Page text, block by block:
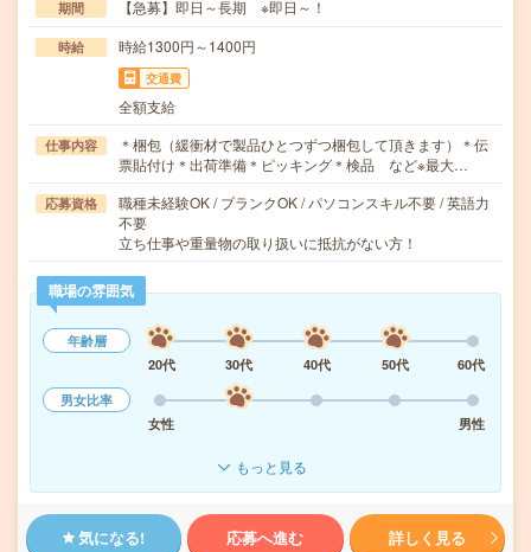
期間 【急募】即日～長期 ※即日～！
時給 時給1300円～1400円
交通費
全額支給
仕事内容
＊梱包（緩衝材で製品ひとつずつ梱包して頂きます）＊伝
票貼付け＊出荷準備＊ピッキング＊検品 など※最大…
応募資格
職種未経験OK / ブランクOK / パソコンスキル不要 / 英語力
不要
立ち仕事や重量物の取り扱いに抵抗がない方！
職場の雰囲気
年齢層
20代
30代 40代 50代
60代
男女比率
女性
男性
もっと見る
気になる! 応募へ進む 詳しく見る